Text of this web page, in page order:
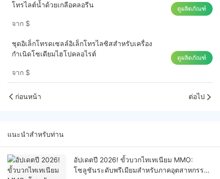
โทรไลต์น้ำด้วยเกลือคลอรีน
จาก $
ดูผลิตภัณฑ์
ชุดอิเล็กโทรดเซลล์อิเล็กโทรไลซิสสำหรับเครื่อง
กำเนิดโซเดียมไฮโปคลอไรต์
จาก $
ดูผลิตภัณฑ์
ก่อนหน้า ต่อไป
แนะนำสำหรับท่าน
อัปเดตปี 2026! ขั้วบวกไทเทเนียม MMO:
โซลูชันระดับพรีเมียมสำหรับภาคอุตสาหกรรม